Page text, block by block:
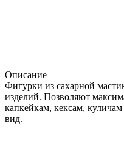
Описание
Фигурки из сахарной
изделий. Позволяют
капкейкам, кексам,
вид.